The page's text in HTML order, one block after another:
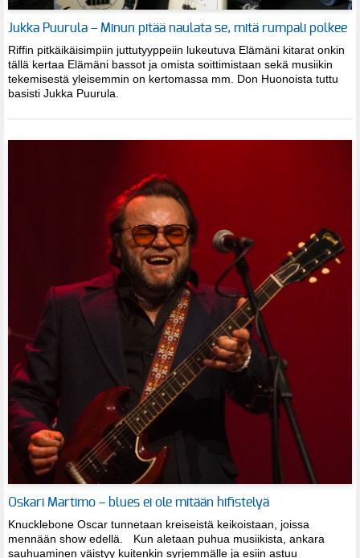
Jukka Puurula – Minun pitää naulata se, mitä rumpali polkee
Riffin pitkäikäisimpiin juttutyyppeiin lukeutuva Elämäni kitarat onkin
tällä kertaa Elämäni bassot ja omista soittimistaan sekä musiikin
tekemisestä yleisemmin on kertomassa mm. Don Huonoista tuttu
basisti Jukka Puurula.
Oskari Martimo – blues ei ole mitään hifistelyä
Knucklebone Oscar tunnetaan kreiseistä keikoistaan, joissa
mennään show edellä. Kun aletaan puhua musiikista, ankara
sauhuaminen väistyy kuitenkin syrjemmälle ja esiin astuu